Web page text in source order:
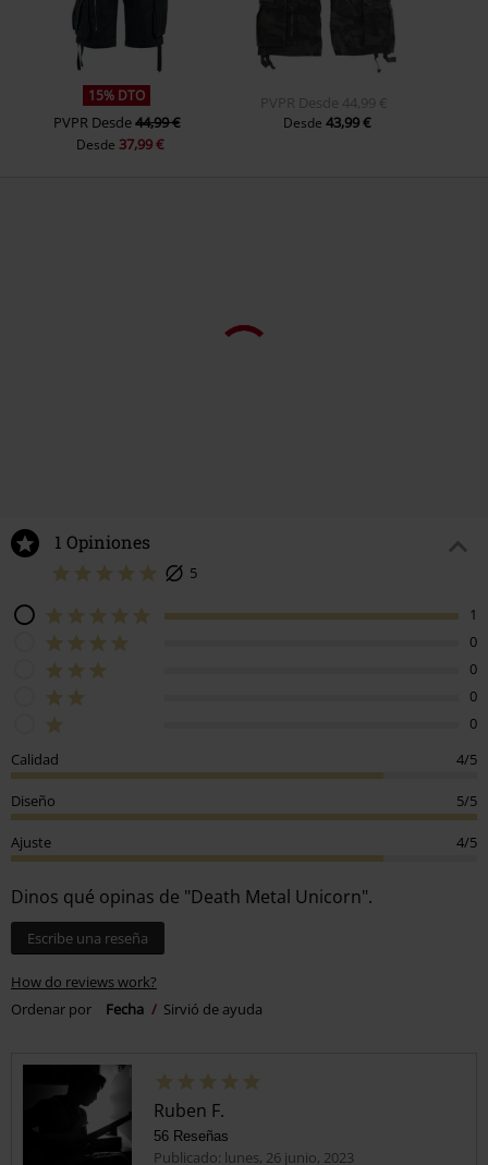
15% DTO
PVPR Desde44,99 €
Desde 37,99 €
PVPR Desde 44,99 €
Desde 43,99 €
1 Opiniones
5
1
0
0
0
0
Calidad
4/5
Diseño 5/5
Ajuste 4/5
Dinos qué opinas de "Death Metal Unicorn".
Escribe una reseña
How do reviews work?
Ordenar por
Fecha Sirvió de ayuda
Ruben F.
56 Reseñas
Publicado: lunes, 26 junio, 2023